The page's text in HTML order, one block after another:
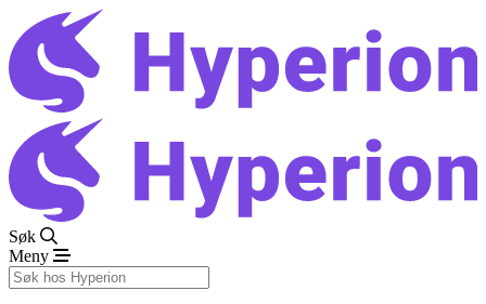
Søk
Meny